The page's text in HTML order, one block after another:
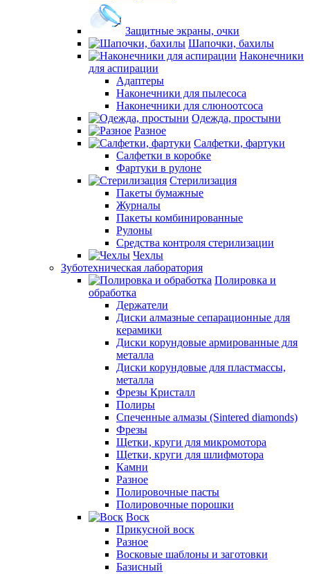
Защитные экраны, очки
Шапочки, бахилы
Наконечники
для аспирации
Адаптеры
Наконечники для пылесоса
Наконечники для слюноотсоса
Одежда, простыни
Разное
Салфетки, фартуки
Салфетки в коробке
Фартуки в рулоне
Стерилизация
Пакеты бумажные
Журналы
Пакеты комбинированные
Рулоны
Средства контроля стерилизации
Чехлы
Зуботехническая лаборатория
Полировка и
обработка
Держатели
Диски алмазные сепарационные для
керамики
Диски корундовые армированные для
металла
Диски корундовые для пластмассы,
металла
Фрезы Кристалл
Полиры
Спеченные алмазы (Sintered diamonds)
Фрезы
Щетки, круги для микромотора
Щетки, круги для шлифмотора
Камни
Разное
Полировочные пасты
Полировочные порошки
Воск
Прикусной воск
Разное
Восковые шаблоны и заготовки
Базисный